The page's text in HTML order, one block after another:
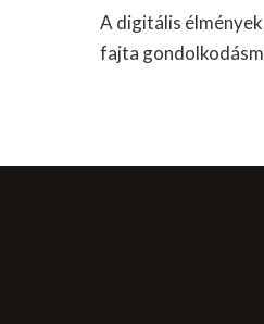
A digitális
fajta